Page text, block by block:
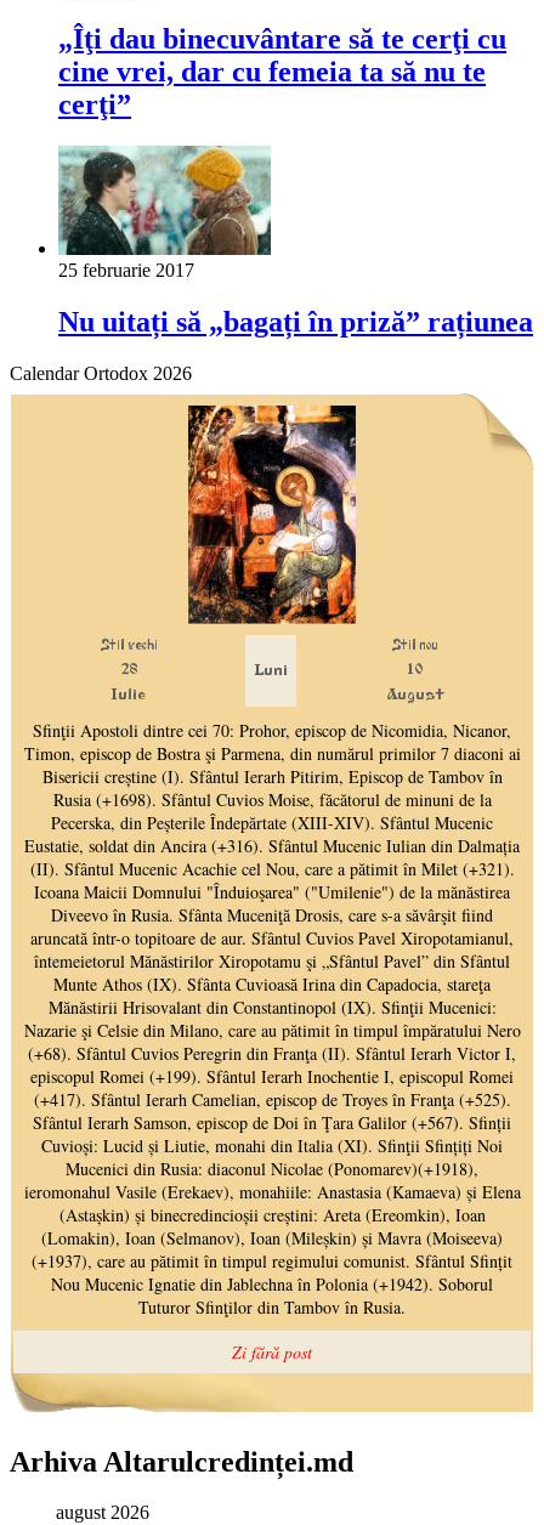
„Îţi dau binecuvântare să te cerţi cu
cine vrei, dar cu femeia ta să nu te
cerţi”
25 februarie 2017
Nu uitați să „bagați în priză” rațiunea
Calendar Ortodox 2026
Arhiva Altarulcredinței.md
august 2026